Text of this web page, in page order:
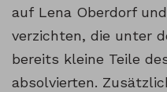
auf Lena Oberdorf
verzichten, die unter
bereits kleine Teile
absolvierten.